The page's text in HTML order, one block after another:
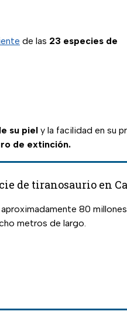
de las 23 especies de
su piel y la facilidad en su
de extinción.
de tiranosaurio en
80
metros de largo.